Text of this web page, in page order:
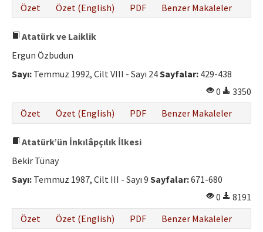
Özet
Özet (English) PDF Benzer Makaleler
Atatürk ve Laiklik
Ergun Özbudun
Sayı: Temmuz 1992, Cilt VIII - Sayı 24Sayfalar: 429-438
0
3350
Özet
Özet (English) PDF Benzer Makaleler
Atatürk’ün İnkılâpçılık İlkesi
Bekir Tünay
Sayı: Temmuz 1987, Cilt III - Sayı 9 Sayfalar:671-680
0
8191
Özet
Özet (English) PDF Benzer Makaleler